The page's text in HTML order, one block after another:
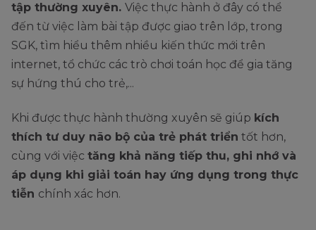
tập thường xuyên. Việc thực hành ở đây có thể
đến từ việc làm bài tập được giao trên lớp, trong
SGK, tìm hiểu thêm nhiều kiến thức mới trên
internet, tổ chức các trò chơi toán học để gia tăng
sự hứng thú cho trẻ,...
Khi được thực hành thường xuyên sẽ giúp kích
thích tư duy não bộ của trẻ phát triển tốt hơn,
cùng với việc tăng khả năng tiếp thu, ghi nhớ và
áp dụng khi giải toán hay ứng dụng trong thực
tiễn chính xác hơn.